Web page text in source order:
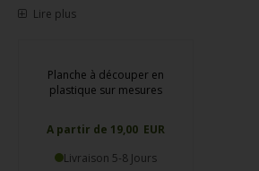
lisse.
planche à découper sur mesure, garantissant
carrée pour répondre à vos besoins spécifiques.
Lire plus
Planche à découper en
plastique sur mesures
A partir de 19,00 EUR
Livraison 5-8 Jours